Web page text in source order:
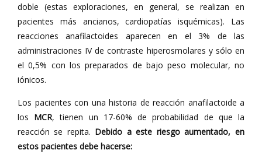
doble (estas exploraciones, en general, se realizan en
pacientes más ancianos, cardiopatías isquémicas). Las
reacciones anafilactoides aparecen en el 3% de las
administraciones IV de contraste hiperosmolares y sólo en
el 0,5% con los preparados de bajo peso molecular, no
iónicos.
Los pacientes con una historia de reacción anafilactoide a
los MCR, tienen un 17-60% de probabilidad de que la
reacción se repita. Debido a este riesgo aumentado, en
estos pacientes debe hacerse: